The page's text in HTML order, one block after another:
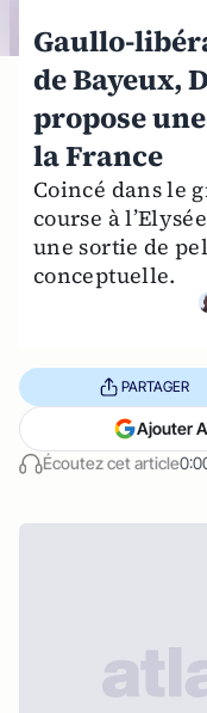
Gaullo-
de Bayeux,
propose
la France
Coincé dans le
course à
une sortie de
conceptuelle.
Écoutez cet article
PARTAGER
Ajouter